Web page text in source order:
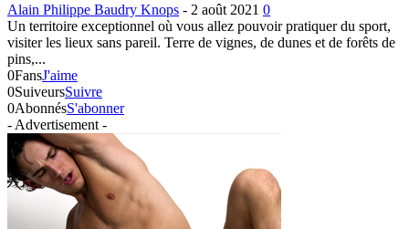
Alain Philippe Baudry Knops - 2 août 2021 0
Un territoire exceptionnel où vous allez pouvoir pratiquer du sport,
visiter les lieux sans pareil. Terre de vignes, de dunes et de forêts de
pins,...
0FansJ'aime
0SuiveursSuivre
0AbonnésS'abonner
- Advertisement -